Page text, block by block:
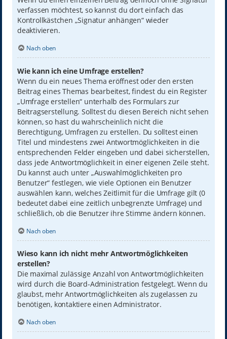
verfassen möchtest, so kannst du dort einfach das
Kontrollkästchen „Signatur anhängen“ wieder
deaktivieren.
Nach oben
Wie kann ich eine Umfrage erstellen?
Wenn du ein neues Thema eröffnest oder den ersten
Beitrag eines Themas bearbeitest, findest du ein Register
„Umfrage erstellen“ unterhalb des Formulars zur
Beitragserstellung. Solltest du diesen Bereich nicht sehen
können, so hast du wahrscheinlich nicht die
Berechtigung, Umfragen zu erstellen. Du solltest einen
Titel und mindestens zwei Antwortmöglichkeiten in die
entsprechenden Felder eingeben und dabei sicherstellen,
dass jede Antwortmöglichkeit in einer eigenen Zeile steht.
Du kannst auch unter „Auswahlmöglichkeiten pro
Benutzer“ festlegen, wie viele Optionen ein Benutzer
auswählen kann, welches Zeitlimit für die Umfrage gilt (0
bedeutet dabei eine zeitlich unbegrenzte Umfrage) und
schließlich, ob die Benutzer ihre Stimme ändern können.
Nach oben
Wieso kann ich nicht mehr Antwortmöglichkeiten
erstellen?
Die maximal zulässige Anzahl von Antwortmöglichkeiten
wird durch die Board-Administration festgelegt. Wenn du
glaubst, mehr Antwortmöglichkeiten als zugelassen zu
benötigen, kontaktiere einen Administrator.
Nach oben